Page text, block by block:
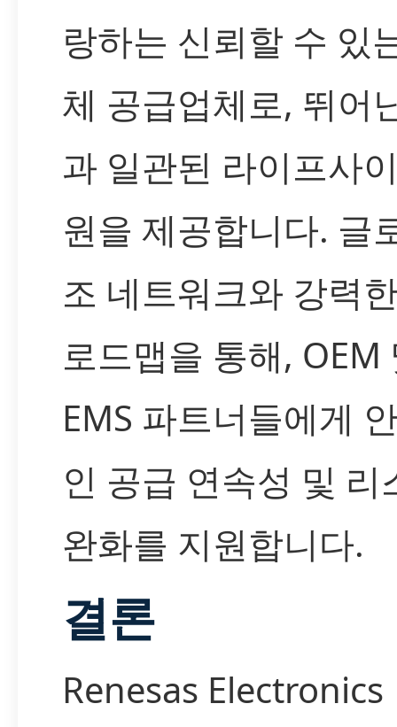
랑하는 신뢰할 수 있
체 공급업체로, 뛰어
과 일관된 라이프사
원을 제공합니다. 글
조 네트워크와 강력
로드맵을 통해, OEM
EMS 파트너들에게
인 공급 연속성 및 리
완화를 지원합니다.
결론
Renesas Electronics